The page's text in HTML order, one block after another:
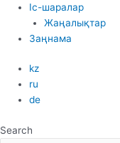
Іс-шаралар
Жаңалықтар
Заңнама
kz
ru
de
Search